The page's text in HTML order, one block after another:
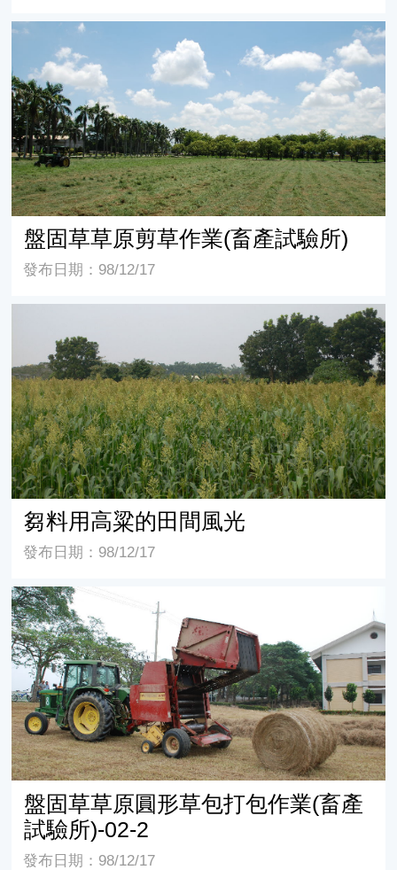
盤固草草原剪草作業(畜產試驗所)
盤固草草原剪草作業(畜產試驗所)
發布日期：98/12/17
芻料用高粱的田間風光
發布日期：98/12/17
盤固草草原圓形草包打包作業(畜產試驗所)-02-2
盤固草草原圓形草包打包作業(畜產
試驗所)-02-2
發布日期：98/12/17